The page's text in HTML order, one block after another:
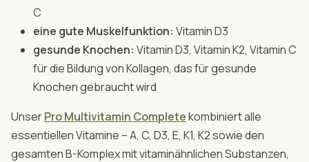
C
eine gute Muskelfunktion: Vitamin D3
gesunde Knochen: Vitamin D3, Vitamin K2, Vitamin C
für die Bildung von Kollagen, das für gesunde
Knochen gebraucht wird
UnserPro Multivitamin Completekombiniert alle
essentiellen Vitamine – A, C, D3, E, K1, K2 sowie den
gesamten B-Komplex mit vitaminähnlichen Substanzen,